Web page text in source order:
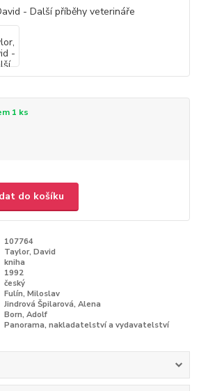
1 ks
do košíku
107764
Taylor, David
kniha
1992
český
Fulín, Miloslav
Jindrová Špilarová, Alena
Born, Adolf
Panorama, nakladatelství a vydavatelství